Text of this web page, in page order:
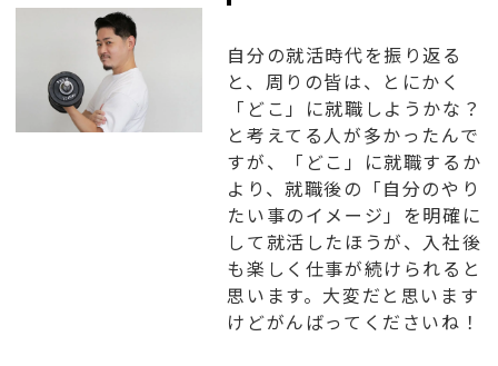
自分の就活時代を振り返る
と、周りの皆は、とにかく
「どこ」に就職しようかな？
と考えてる人が多かったんで
すが、「どこ」に就職するか
より、就職後の「自分のやり
たい事のイメージ」を明確に
して就活したほうが、入社後
も楽しく仕事が続けられると
思います。大変だと思います
けどがんばってくださいね！